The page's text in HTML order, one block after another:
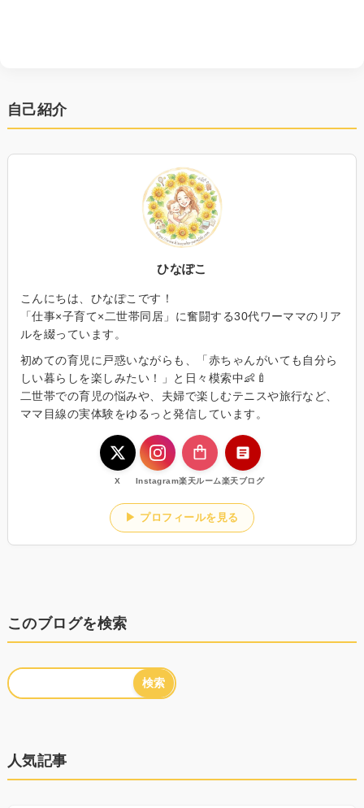
自己紹介
ひなぽこ
こんにちは、ひなぽこです！
「仕事×子育て×二世帯同居」に奮闘する30代ワーママのリア
ルを綴っています。
初めての育児に戸惑いながらも、「赤ちゃんがいても自分ら
しい暮らしを楽しみたい！」と日々模索中👶🍼
二世帯での育児の悩みや、夫婦で楽しむテニスや旅行など、
ママ目線の実体験をゆるっと発信しています。
X Instagram楽天ルーム楽天ブログ
▶ プロフィールを見る
このブログを検索
人気記事